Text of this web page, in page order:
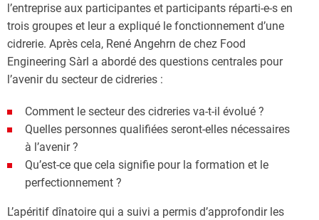
l’entreprise aux participantes et participants réparti-e-s en
trois groupes et leur a expliqué le fonctionnement d’une
cidrerie. Après cela, René Angehrn de chez Food
Engineering Sàrl a abordé des questions centrales pour
l’avenir du secteur de cidreries :
Comment le secteur des cidreries va-t-il évolué ?
Quelles personnes qualifiées seront-elles nécessaires
à l’avenir ?
Qu’est-ce que cela signifie pour la formation et le
perfectionnement ?
L’apéritif dînatoire qui a suivi a permis d’approfondir les